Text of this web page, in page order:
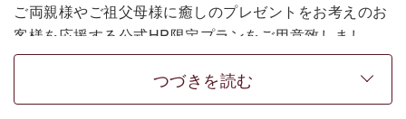
ご両親様やご祖父母様に癒しのプレゼントをお考えのお
客様を応援する公式HP限定プランをご用意致しまし
た。
日頃なかなか言えない感謝の気持ちを
お伝えし
てみてはいかがでしょうか。
つづきを読む